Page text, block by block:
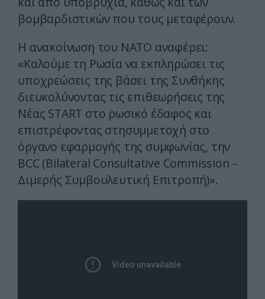
βομβαρδιστικών που τους μεταφέρουν.
Η ανακοίνωση του ΝΑΤΟ αναφέρει:
«Καλούμε τη Ρωσία να εκπληρώσει τις
υποχρεώσεις της βάσει της Συνθήκης
διευκολύνοντας τις επιθεωρήσεις της
Νέας START στο ρωσικό έδαφος και
επιστρέφοντας στησυμμετοχή στο
όργανο εφαρμογής της συμφωνίας, την
BCC (Bilateral Consultative Commission –
Διμερής Συμβουλευτική Επιτροπή)».